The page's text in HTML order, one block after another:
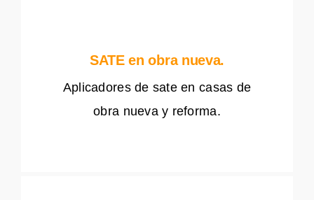
SATE en obra nueva.
Aplicadores de sate en casas de
obra nueva y reforma.